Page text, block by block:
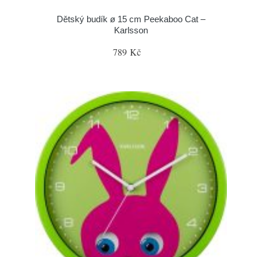
Dětský budík ø 15 cm Peekaboo Cat –
Karlsson
789 Kč